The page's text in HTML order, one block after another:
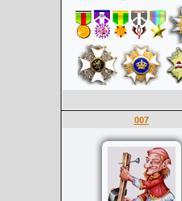
007